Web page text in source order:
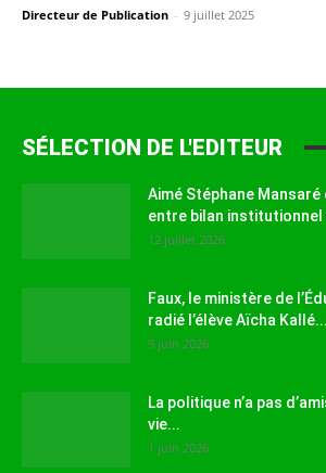
Directeur de Publication - 9 juillet 2025
SÉLECTION DE L'EDITEUR
Aimé Stéphane Mansaré
entre bilan institutionnel
12 juillet 2026
Faux, le ministère de
radié l’élève Aïcha Kallé...
9 juin 2026
La politique n’a pas
vie...
1 juin 2026